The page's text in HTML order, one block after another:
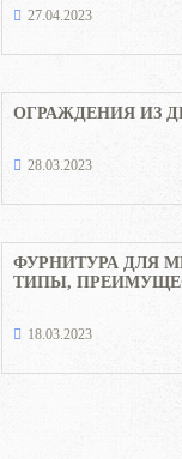
27.04.2023
ОГРАЖДЕНИЯ ИЗ
28.03.2023
ФУРНИТУРА ДЛЯ
ТИПЫ,
18.03.2023